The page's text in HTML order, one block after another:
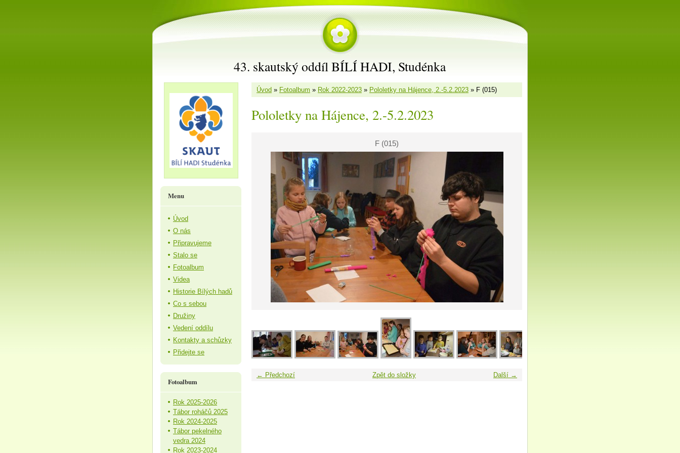
43. skautský oddíl BÍLÍ HADI, Studénka
Úvod » Fotoalbum » Rok 2022-2023 » Pololetky na Hájence, 2.-5.2.2023 » F (015)
Pololetky na Hájence, 2.-5.2.2023
F (015)
← Předchozí Další →
Zpět do složky
Menu
Úvod
O nás
Připravujeme
Stalo se
Fotoalbum
Videa
Historie Bílých hadů
Co s sebou
Družiny
Vedení oddílu
Kontakty a schůzky
Přidejte se
Fotoalbum
Rok 2025-2026
Tábor roháčů 2025
Rok 2024-2025
Tábor pekelného
vedra 2024
Rok 2023-2024